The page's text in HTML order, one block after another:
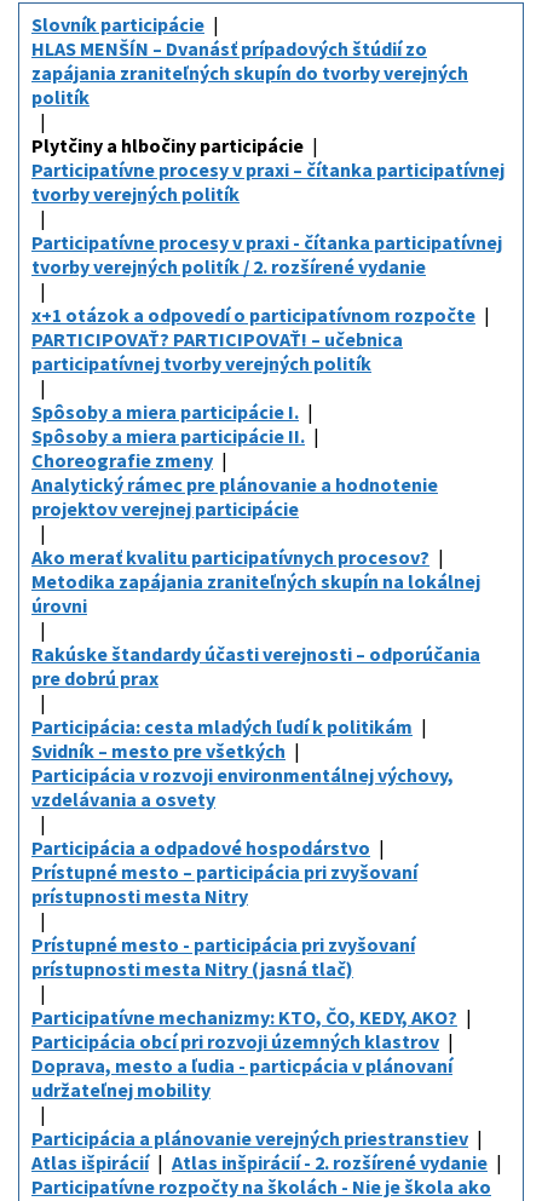
Slovník participácie
HLAS MENŠÍN – Dvanásť prípadových štúdií zo
zapájania zraniteľných skupín do tvorby verejných
politík
Plytčiny a hlbočiny participácie
Participatívne procesy v praxi – čítanka participatívnej
tvorby verejných politík
Participatívne procesy v praxi - čítanka participatívnej
tvorby verejných politík / 2. rozšírené vydanie
x+1 otázok a odpovedí o participatívnom rozpočte
PARTICIPOVAŤ? PARTICIPOVAŤ! – učebnica
participatívnej tvorby verejných politík
Spôsoby a miera participácie I.
Spôsoby a miera participácie II.
Choreografie zmeny
Analytický rámec pre plánovanie a hodnotenie
projektov verejnej participácie
Ako merať kvalitu participatívnych procesov?
Metodika zapájania zraniteľných skupín na lokálnej
úrovni
Rakúske štandardy účasti verejnosti – odporúčania
pre dobrú prax
Participácia: cesta mladých ľudí k politikám
Svidník – mesto pre všetkých
Participácia v rozvoji environmentálnej výchovy,
vzdelávania a osvety
Participácia a odpadové hospodárstvo
Prístupné mesto – participácia pri zvyšovaní
prístupnosti mesta Nitry
Prístupné mesto - participácia pri zvyšovaní
prístupnosti mesta Nitry (jasná tlač)
Participatívne mechanizmy: KTO, ČO, KEDY, AKO?
Participácia obcí pri rozvoji územných klastrov
Doprava, mesto a ľudia - particpácia v plánovaní
udržateľnej mobility
Participácia a plánovanie verejných priestranstiev
Atlas išpirácií
Atlas inšpirácií - 2. rozšírené vydanie
Participatívne rozpočty na školách - Nie je škola ako